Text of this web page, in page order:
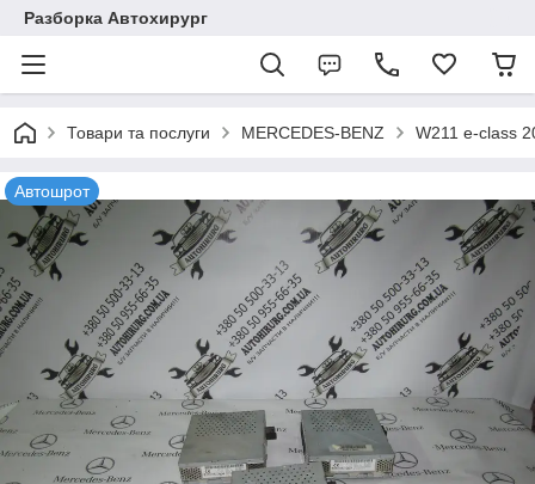
Разборка Автохирург
Товари та послуги MERCEDES-BENZ W211 e-class
Автошрот